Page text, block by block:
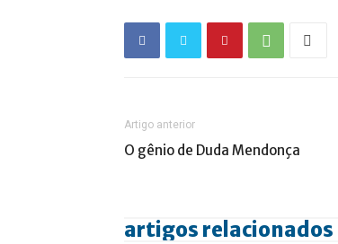
Artigo anterior
O gênio de Duda Mendonça
artigos relacionados